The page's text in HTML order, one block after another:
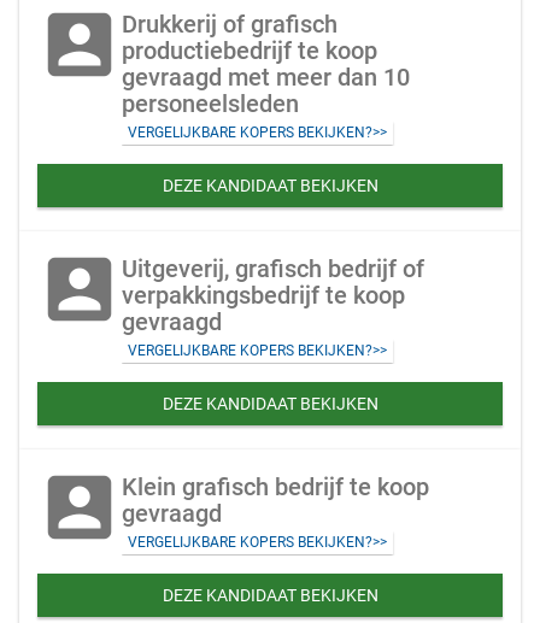
account_box Drukkerij of grafisch
productiebedrijf te koop
gevraagd met meer dan 10
personeelsleden
VERGELIJKBARE KOPERS BEKIJKEN?>>
DEZE KANDIDAAT BEKIJKEN
account_box Uitgeverij, grafisch bedrijf of
verpakkingsbedrijf te koop
gevraagd
VERGELIJKBARE KOPERS BEKIJKEN?>>
DEZE KANDIDAAT BEKIJKEN
account_box Klein grafisch bedrijf te koop
gevraagd
VERGELIJKBARE KOPERS BEKIJKEN?>>
DEZE KANDIDAAT BEKIJKEN